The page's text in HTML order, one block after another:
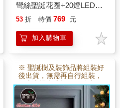
彎絲聖誕花圈+20燈LED暖
白光燈串
53 折 特價 769 元
加入購物車
※ 聖誕樹及裝飾品將組裝好
後出貨，無需再自行組裝，
故本賣場 訂製3~5日後出
貨。